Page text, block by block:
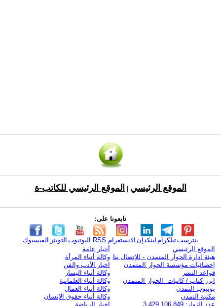
الموقع الرئيسي الموقع الرئيسي للكاتب-ة
تابعونا على:
الفيسبوك التويتر اليوتيوب RSS الانستغرام لينكدإن تيلكرامبنترست
الموقع الرئيسي
هيئة ادارة الحوار المتمدن - للإتصال بنا
إحصائيات مؤسسة الحوار المتمدن
قواعد النشر
ابرز كتاب / كاتبات الحوار المتمدن
يوتيوب التمدن
مكتبة التمدن
عدد الزوار: 3,429,106,849
أخبار عامة
وكالة أنباء المرأة
اخبار الأدب والفن
وكالة أنباء اليسار
وكالة أنباء العلمانية
وكالة أنباء العمال
وكالة أنباء حقوق الإنسان
اخبار الرياضة